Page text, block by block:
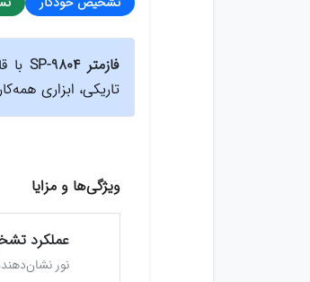
فازمتر SP-9804
با
تاریکی، ابزاری
ویژگی‌ها و مزایا
عملکرد
نور